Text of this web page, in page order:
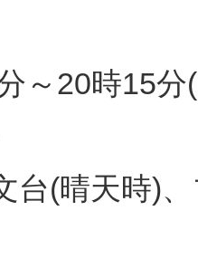
～20時15
台(晴天時)